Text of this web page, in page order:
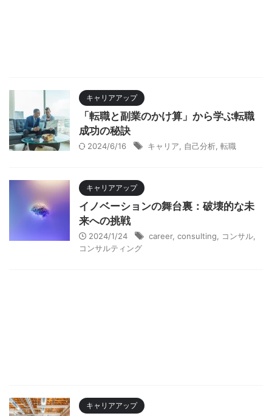
キャリアアップ
「転職と副業のかけ算」から学ぶ転職
成功の秘訣
2024/6/16 キャリア 自己分析 転職
キャリアアップ
イノベーションの舞台裏：破壊的な未
来への挑戦
2024/1/24 career, consulting コンサル
コンサルティング
キャリアアップ